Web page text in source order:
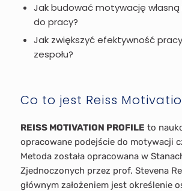
Jak budować motywację własną
do pracy?
Jak zwiększyć efektywność
zespołu?
Co to jest Reiss
REISS MOTIVATION PROFILE to
opracowane podejście do motywacji
Metoda została opracowana w
Zjednoczonych przez prof. Stevena
głównym założeniem jest określenie